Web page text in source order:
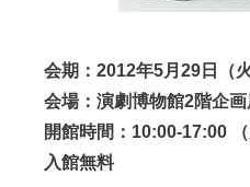
会期：2012年5月29日（
会場：演劇博物館2階企
開館時間：10:00-17:00
入館無料